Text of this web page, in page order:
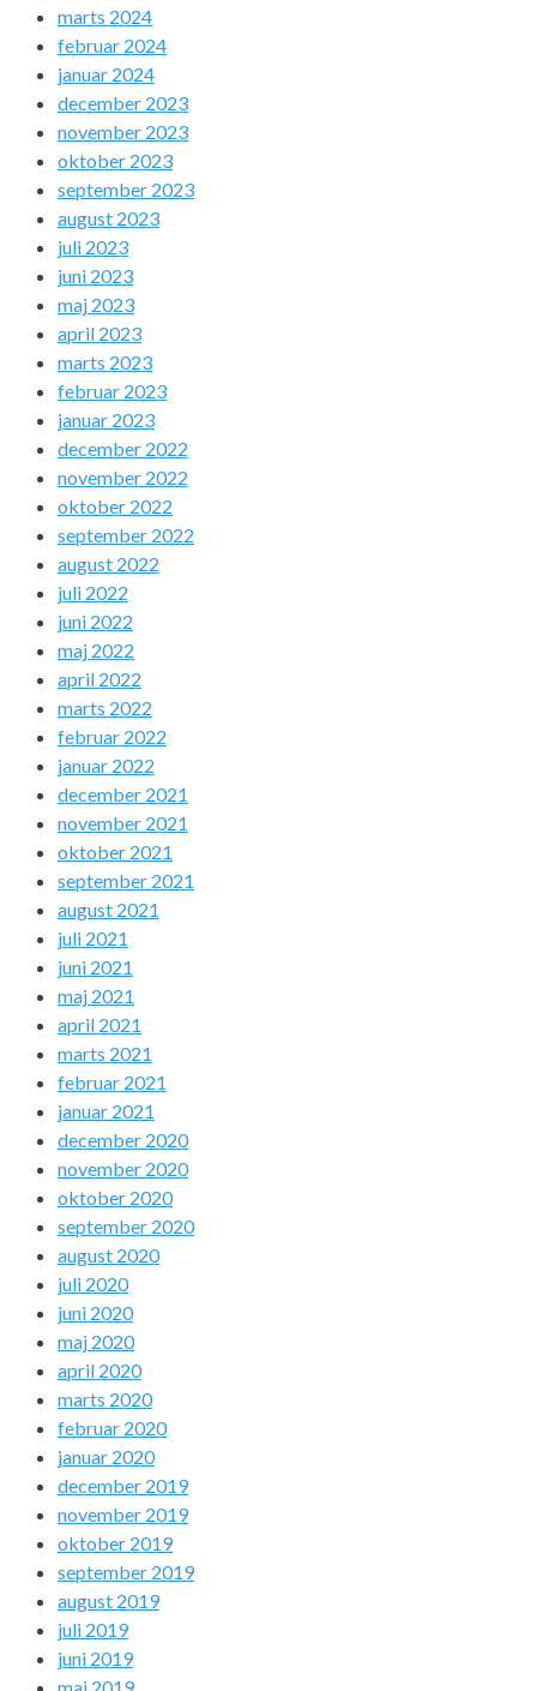
marts 2024
februar 2024
januar 2024
december 2023
november 2023
oktober 2023
september 2023
august 2023
juli 2023
juni 2023
maj 2023
april 2023
marts 2023
februar 2023
januar 2023
december 2022
november 2022
oktober 2022
september 2022
august 2022
juli 2022
juni 2022
maj 2022
april 2022
marts 2022
februar 2022
januar 2022
december 2021
november 2021
oktober 2021
september 2021
august 2021
juli 2021
juni 2021
maj 2021
april 2021
marts 2021
februar 2021
januar 2021
december 2020
november 2020
oktober 2020
september 2020
august 2020
juli 2020
juni 2020
maj 2020
april 2020
marts 2020
februar 2020
januar 2020
december 2019
november 2019
oktober 2019
september 2019
august 2019
juli 2019
juni 2019